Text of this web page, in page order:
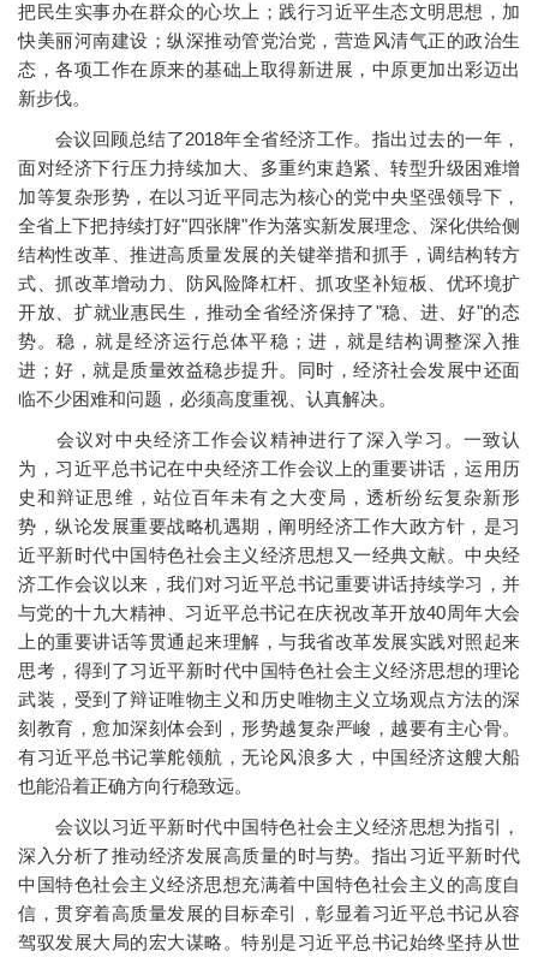
把民生实事办在群众的心坎上；践行习近平生态文明思想，加
快美丽河南建设；纵深推动管党治党，营造风清气正的政治生
态，各项工作在原来的基础上取得新进展，中原更加出彩迈出
新步伐。
会议回顾总结了2018年全省经济工作。指出过去的一年，
面对经济下行压力持续加大、多重约束趋紧、转型升级困难增
加等复杂形势，在以习近平同志为核心的党中央坚强领导下，
全省上下把持续打好"四张牌"作为落实新发展理念、深化供给侧
结构性改革、推进高质量发展的关键举措和抓手，调结构转方
式、抓改革增动力、防风险降杠杆、抓攻坚补短板、优环境扩
开放、扩就业惠民生，推动全省经济保持了"稳、进、好"的态
势。稳，就是经济运行总体平稳；进，就是结构调整深入推
进；好，就是质量效益稳步提升。同时，经济社会发展中还面
临不少困难和问题，必须高度重视、认真解决。
会议对中央经济工作会议精神进行了深入学习。一致认
为，习近平总书记在中央经济工作会议上的重要讲话，运用历
史和辩证思维，站位百年未有之大变局，透析纷纭复杂新形
势，纵论发展重要战略机遇期，阐明经济工作大政方针，是习
近平新时代中国特色社会主义经济思想又一经典文献。中央经
济工作会议以来，我们对习近平总书记重要讲话持续学习，并
与党的十九大精神、习近平总书记在庆祝改革开放40周年大会
上的重要讲话等贯通起来理解，与我省改革发展实践对照起来
思考，得到了习近平新时代中国特色社会主义经济思想的理论
武装，受到了辩证唯物主义和历史唯物主义立场观点方法的深
刻教育，愈加深刻体会到，形势越复杂严峻，越要有主心骨。
有习近平总书记掌舵领航，无论风浪多大，中国经济这艘大船
也能沿着正确方向行稳致远。
会议以习近平新时代中国特色社会主义经济思想为指引，
深入分析了推动经济发展高质量的时与势。指出习近平新时代
中国特色社会主义经济思想充满着中国特色社会主义的高度自
信，贯穿着高质量发展的目标牵引，彰显着习近平总书记从容
驾驭发展大局的宏大谋略。特别是习近平总书记始终坚持从世